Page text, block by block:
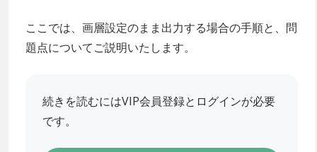
ここでは、画層設定のまま出力する場合の手順と、問
題点についてご説明いたします。
続きを読むにはVIP会員登録とログインが必要
です。